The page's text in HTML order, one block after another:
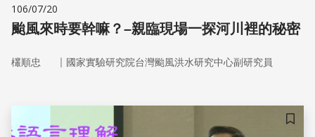
106/07/20
颱風來時要幹嘛？–親臨現場一探河川裡的秘密
欉順忠 ｜ 國家實驗研究院台灣颱風洪水研究中心副研究員
儲存